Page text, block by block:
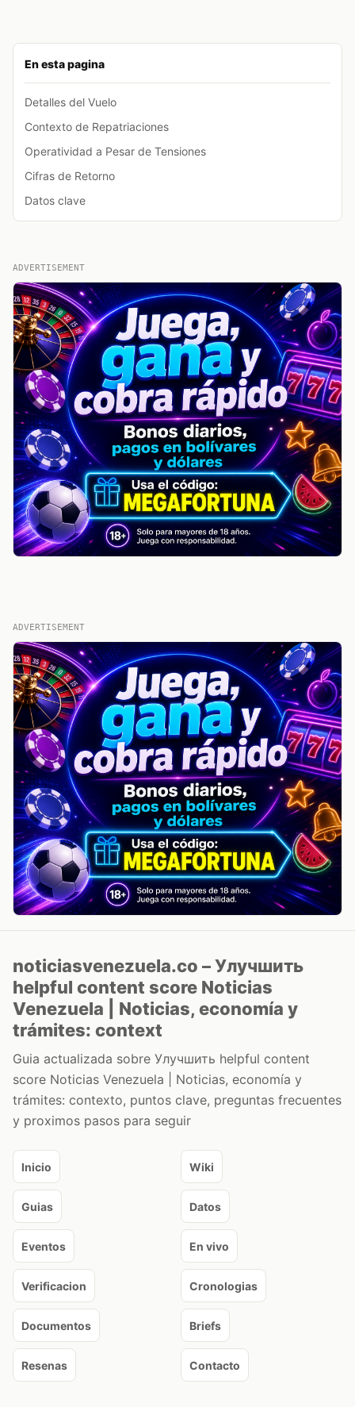
En esta pagina
Detalles del Vuelo
Contexto de Repatriaciones
Operatividad a Pesar de Tensiones
Cifras de Retorno
Datos clave
ADVERTISEMENT
ADVERTISEMENT
noticiasvenezuela.co – Улучшить
helpful content score Noticias
Venezuela | Noticias, economía y
trámites: context
Guia actualizada sobre Улучшить helpful content
score Noticias Venezuela | Noticias, economía y
trámites: contexto, puntos clave, preguntas frecuentes
y proximos pasos para seguir
Inicio Wiki
Guias Datos
Eventos En vivo
Verificacion Cronologias
Documentos Briefs
Resenas Contacto